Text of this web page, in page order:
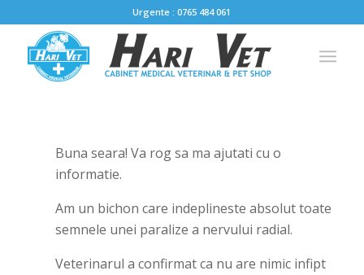
Urgente : 0765 484 061
Buna seara! Va rog sa ma ajutati cu o
informatie.
Am un bichon care indeplineste absolut toate
semnele unei paralize a nervului radial.
Veterinarul a confirmat ca nu are nimic infipt